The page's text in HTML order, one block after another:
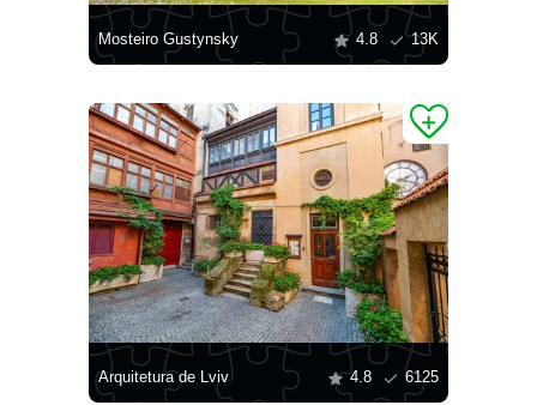
Mosteiro Gustynsky 4.8 13K
Arquitetura de Lviv 4.8 6125